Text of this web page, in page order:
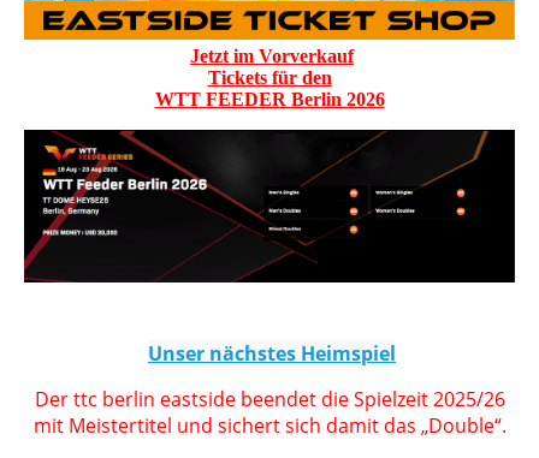
Jetzt im Vorverkauf
Tickets für den
WTT FEEDER Berlin 2026
Unser nächstes Heimspiel
Der ttc berlin eastside beendet die Spielzeit 2025/26
mit Meistertitel und sichert sich damit das „Double“.